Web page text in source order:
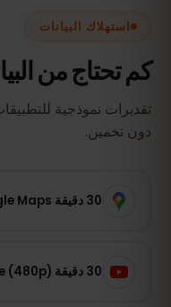
استهلاك البيانات
كم تحتاج من
تقديرات نموذجية
دون تخمين.
30 دقيقة Google Maps
30 دقيقة YouTube (480p)